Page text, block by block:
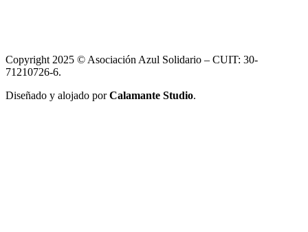
Copyright 2025 © Asociación Azul Solidario – CUIT: 30-
71210726-6.
Diseñado y alojado porCalamante Studio.